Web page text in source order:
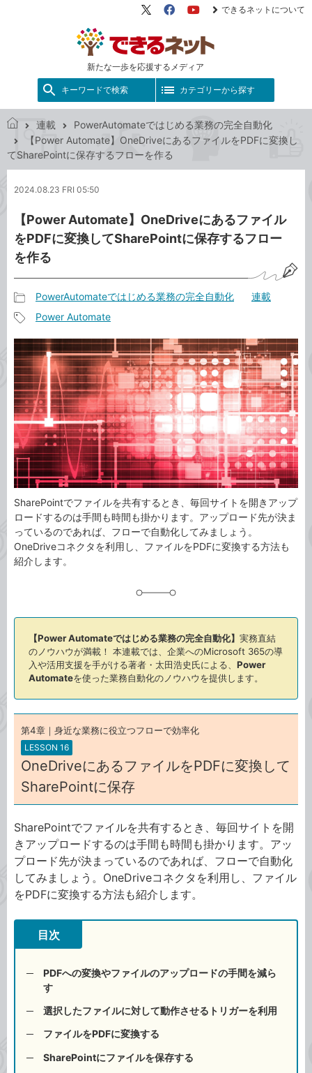
新たな一歩を応援するメディア
X（旧
FacebookYouTube
できるネットについて
キーワードで検索 カテゴリーから探す
き
ッ
連載
PowerAutomateではじめる業務の完全自動化
【Power Automate】OneDriveにあるファイルをPDFに変換し
てSharePointに保存するフローを作る
2024.08.23 FRI 05:50
【Power Automate】OneDriveにあるファイル
をPDFに変換してSharePointに保存するフロー
を作る
事
カ
テ
ゴ
リ
PowerAutomateではじめる業務の完全自動化 連載
事
タ
グ
Power Automate
SharePointでファイルを共有するとき、毎回サイトを開きアップ
ロードするのは手間も時間も掛かります。アップロード先が決ま
っているのであれば、フローで自動化してみましょう。
OneDriveコネクタを利用し、ファイルをPDFに変換する方法も
紹介します。
【Power Automateではじめる業務の完全自動化】 実務直結
のノウハウが満載！ 本連載では、企業へのMicrosoft 365の導
入や活用支援を手がける著者・太田浩史氏による、 Power
Automateを使った業務自動化のノウハウを提供します。
第4章｜身近な業務に役立つフローで効率化
LESSON 16
OneDriveにあるファイルをPDFに変換して
SharePointに保存
SharePointでファイルを共有するとき、毎回サイトを開
きアップロードするのは手間も時間も掛かります。アッ
プロード先が決まっているのであれば、フローで自動化
してみましょう。OneDriveコネクタを利用し、ファイル
をPDFに変換する方法も紹介します。
目次
PDFへの変換やファイルのアップロードの手間を減ら
す
選択したファイルに対して動作させるトリガーを利用
ファイルをPDFに変換する
SharePointにファイルを保存する